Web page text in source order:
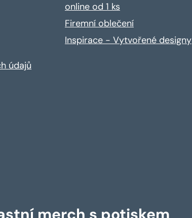
údajů
online od 1 ks
Firemní oblečení
Inspirace - Vytvořené designy